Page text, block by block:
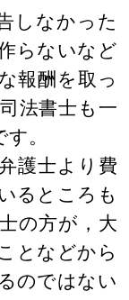
しなかった
らないなど
報酬を取っ
法書士も一
。
護士より費
るところも
の方が，大
となどから
のではない